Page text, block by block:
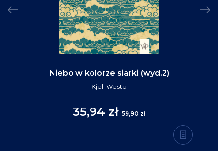
Niebo w kolorze siarki (wyd.2)
Kjell Westö
35,94 zł 59,90 zł